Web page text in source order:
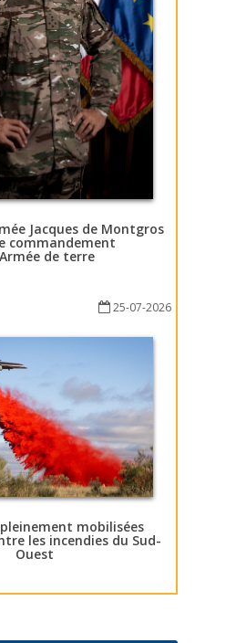
Jacques de Montgros
commandement
de terre
25-07-2026
mobilisées
les incendies du Sud-
Ouest